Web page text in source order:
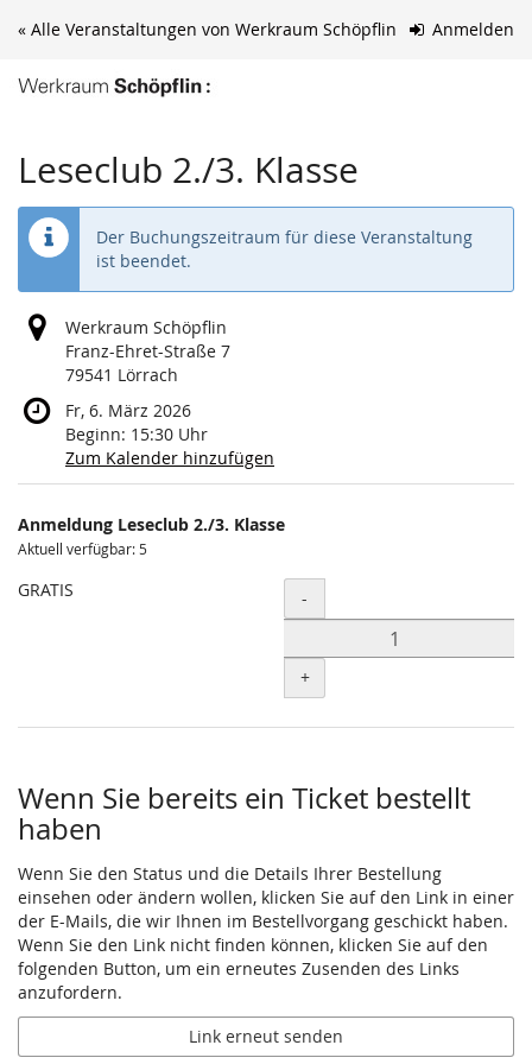
Zum
springen
Anmelden
« Alle Veranstaltungen von Werkraum Schöpflin
Leseclub 2./3. Klasse
Der Buchungszeitraum für diese Veranstaltung
ist beendet.
Werkraum Schöpflin
Franz-Ehret-Straße 7
79541 Lörrach
Fr, 6. März 2026
Beginn: 15:30 Uhr
Zum Kalender hinzufügen
Produkte
Unkategorisierte
Produkte
Anmeldung Leseclub 2./3. Klasse
Aktuell verfügbar: 5
GRATIS Menge
-
+
Wenn Sie bereits ein Ticket bestellt
haben
Wenn Sie den Status und die Details Ihrer Bestellung
einsehen oder ändern wollen, klicken Sie auf den Link in einer
der E-Mails, die wir Ihnen im Bestellvorgang geschickt haben.
Wenn Sie den Link nicht finden können, klicken Sie auf den
folgenden Button, um ein erneutes Zusenden des Links
anzufordern.
Link erneut senden